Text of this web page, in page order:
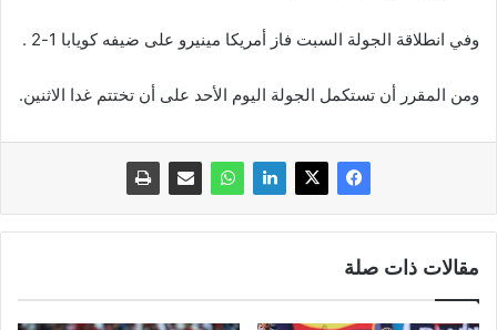
وفي انطلاقة الجولة السبت فاز أمريكا مينيرو على ضيفه كويابا 1-2 .
ومن المقرر أن تستكمل الجولة اليوم الأحد على أن تختتم غدا الاثنين.
مقالات ذات صلة